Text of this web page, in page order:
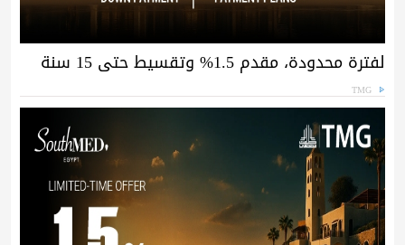
لفترة محدودة، مقدم 1.5% وتقسيط حتى 15 سنة
TMG